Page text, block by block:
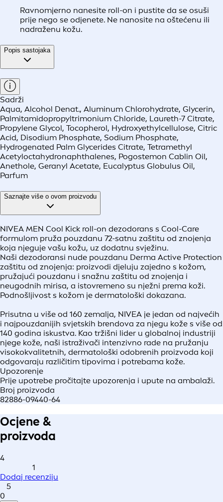
Ravnomjerno nanesite roll-on i pustite da se osuši
prije nego se odjenete. Ne nanosite na oštećenu ili
nadraženu kožu.
Popis sastojaka
Sadrži
Aqua, Alcohol Denat., Aluminum Chlorohydrate, Glycerin,
Palmitamidopropyltrimonium Chloride, Laureth-7 Citrate,
Propylene Glycol, Tocopherol, Hydroxyethylcellulose, Citric
Acid, Disodium Phosphate, Sodium Phosphate,
Hydrogenated Palm Glycerides Citrate, Tetramethyl
Acetyloctahydronaphthalenes, Pogostemon Cablin Oil,
Anethole, Geranyl Acetate, Eucalyptus Globulus Oil,
Parfum
Saznajte više o ovom proizvodu
NIVEA MEN Cool Kick roll-on dezodorans s Cool-Care
formulom pruža pouzdanu 72-satnu zaštitu od znojenja
koja njeguje vašu kožu, uz dodatnu svježinu.
Naši dezodoransi nude pouzdanu Derma Active Protection
zaštitu od znojenja: proizvodi djeluju zajedno s kožom,
pružajući pouzdanu i snažnu zaštitu od znojenja i
neugodnih mirisa, a istovremeno su nježni prema koži.
Podnošljivost s kožom je dermatološki dokazana.
Prisutna u više od 160 zemalja, NIVEA je jedan od najvećih
i najpouzdanijih svjetskih brendova za njegu kože s više od
140 godina iskustva. Kao tržišni lider u globalnoj industriji
njege kože, naši istraživači intenzivno rade na pružanju
visokokvalitetnih, dermatološki odobrenih proizvoda koji
odgovaraju različitim tipovima i potrebama kože.
Upozorenje
Prije upotrebe pročitajte upozorenja i upute na ambalaži.
Broj proizvoda
82886-09440-64
Ocjene &
proizvoda
4
1
Dodaj recenziju
5
0